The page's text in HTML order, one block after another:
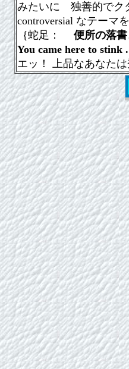
みたいに 独善的でク
controversial なテー
｛蛇足： 便所の落書
You came here to stink .
エッ！ 上品なあなた